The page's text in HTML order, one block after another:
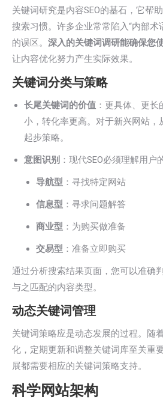
关键词研究是内容SEO的基石，它帮
搜索习惯。许多企业常常陷入“内部术
的误区。 深入的关键词调研能确保您
让内容优化努力产生实际效果。
关键词分类与策略
长尾关键词的价值 ：更具体、更
小，转化率更高。对于新兴网站，
起步策略。
意图识别 ：现代SEO必须理解用户
导航型 ：寻找特定网站
信息型 ：寻求问题解答
商业型 ：为购买做准备
交易型 ：准备立即购买
通过分析搜索结果页面，您可以准确
与之匹配的内容类型。
动态关键词管理
关键词策略应是动态发展的过程。随
化，定期更新和调整关键词库至关重
展都需要相应的关键词策略支持。
科学网站架构